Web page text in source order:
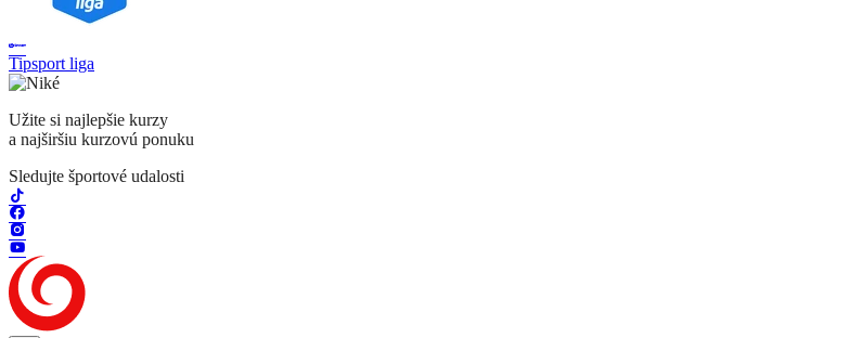
Tipsport liga
Užite si najlepšie kurzy
a najširšiu kurzovú ponuku
Sledujte športové udalosti